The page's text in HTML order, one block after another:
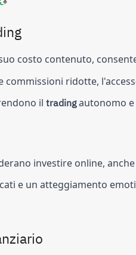
costo contenuto,
ridotte,
il tradingautonomo
investire online,
e un atteggiamento